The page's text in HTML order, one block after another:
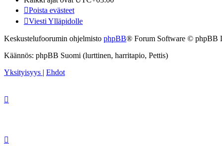
Poista evästeet
Viesti Ylläpidolle
Keskustelufoorumin ohjelmisto phpBB® Forum Software © phpBB
Käännös: phpBB Suomi (lurttinen, harritapio, Pettis)
Yksityisyys | Ehdot